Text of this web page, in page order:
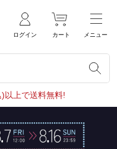
ログイン カート メニュー
以上で送料無料!